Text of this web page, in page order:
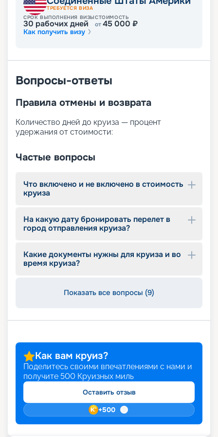
Погрузитесь в мир приключений с Adventure of
the Seas и создайте незабываемые
воспоминания на этом удивительном лайнере!
ТРЕБУЕТСЯ ВИЗА
СРОК ВЫПОЛНЕНИЯ ВИЗЫ
30 рабочих дней
СТОИМОСТЬ
от45 000 ₽
Как получить визу
Вопросы-ответы
Правила отмены и возврата
Количество дней до круиза — процент
удержания от стоимости:
Частые вопросы
Что включено и не включено в стоимость
круиза
На какую дату бронировать перелет в
город отправления круиза?
Какие документы нужны для круиза и во
время круиза?
Показать все вопросы (9)
Как вам круиз?
Поделитесь своими впечатлениями с нами и
получите 500 Круизных миль
Оставить отзыв
+500